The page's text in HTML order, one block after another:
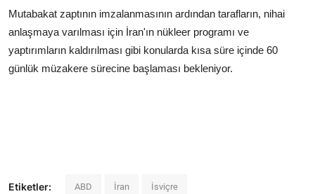
Mutabakat zaptının imzalanmasının ardından tarafların, nihai
anlaşmaya varılması için İran'ın nükleer programı ve
yaptırımların kaldırılması gibi konularda kısa süre içinde 60
günlük müzakere sürecine başlaması bekleniyor.
Etiketler: ABD İran İsviçre